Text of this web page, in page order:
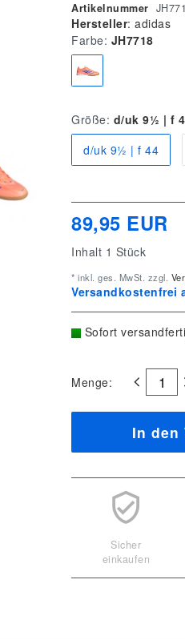
Artikelnummer
Hersteller: adidas
Farbe: JH7718
Größe: d/uk 9½ | f
d/uk 9½ | f 44
89,95 EUR
Inhalt 1 Stück
* inkl. ges. MwSt. zzgl.
Versandkostenfrei
Sofort
Menge:
In den
Sicher
einkaufen